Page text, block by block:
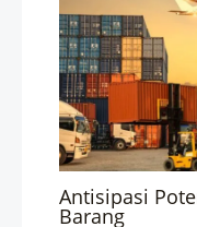
Antisipasi
Barang